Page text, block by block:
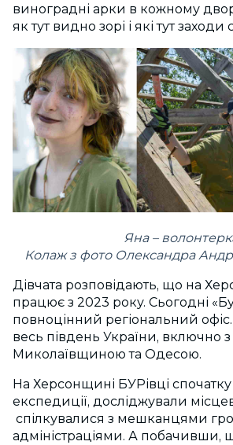
виноградні арки в кожному
як тут видно зорі і які тут заходи
Яна –
Колаж з фото Олександра
Дівчата розповідають, що на
працює з 2023 року. Сьогодні
повноцінний регіональний
весь південь України, включно з
Миколаївщиною та Одесою.
На Херсонщині БУРівці
експедиції, досліджували
спілкувалися з мешканцями
адміністраціями. А побачивши,